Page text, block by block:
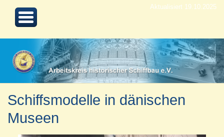
Aktualisiert 19.10.2025
Schiffsmodelle in dänischen
Museen